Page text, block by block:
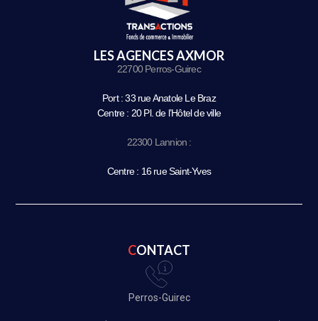
LES AGENCES AXMOR
22700 Perros-Guirec
Port : 33 rue Anatole Le Braz
Centre : 20 Pl. de l’Hôtel de ville
22300 Lannion :
Centre : 16 rue Saint-Yves
CONTACT
Perros-Guirec